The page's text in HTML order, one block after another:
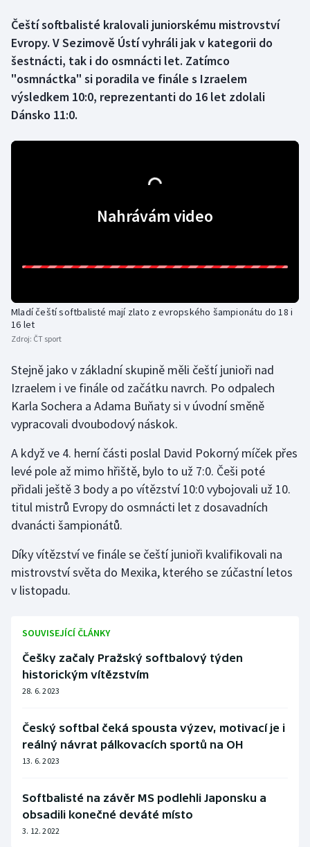
Boby a skeleton
Box
Curling
Dostihy
Jezdectví
Krasobruslení
Lezení
Lyže a snowboard
Moderní pětiboj
Motorsport
Olympijské hry
Parasport
Plážový volejbal
Ragby
Rychlobruslení
Rychlostní kanoistika
Sportovní střelba
AZ kvíz
Čeští softbalisté kralovali juniorskému mistrovství
Evropy. V Sezimově Ústí vyhráli jak v kategorii do
šestnácti, tak i do osmnácti let. Zatímco
"osmnáctka" si poradila ve finále s Izraelem
výsledkem 10:0, reprezentanti do 16 let zdolali
Dánsko 11:0.
Nahrávám video
Mladí čeští softbalisté mají zlato z evropského šampionátu do 18 i
16 let
Zdroj: ČT sport
Stejně jako v základní skupině měli čeští junioři nad
Izraelem i ve finále od začátku navrch. Po odpalech
Karla Sochera a Adama Buňaty si v úvodní směně
vypracovali dvoubodový náskok.
A když ve 4. herní části poslal David Pokorný míček přes
levé pole až mimo hřiště, bylo to už 7:0. Češi poté
přidali ještě 3 body a po vítězství 10:0 vybojovali už 10.
titul mistrů Evropy do osmnácti let z dosavadních
dvanácti šampionátů.
Díky vítězství ve finále se čeští junioři kvalifikovali na
mistrovství světa do Mexika, kterého se zúčastní letos
v listopadu.
SOUVISEJÍCÍ ČLÁNKY
Češky začaly Pražský softbalový týden
historickým vítězstvím
28. 6. 2023
Český softbal čeká spousta výzev, motivací je i
reálný návrat pálkovacích sportů na OH
13. 6. 2023
Softbalisté na závěr MS podlehli Japonsku a
obsadili konečné deváté místo
3. 12. 2022